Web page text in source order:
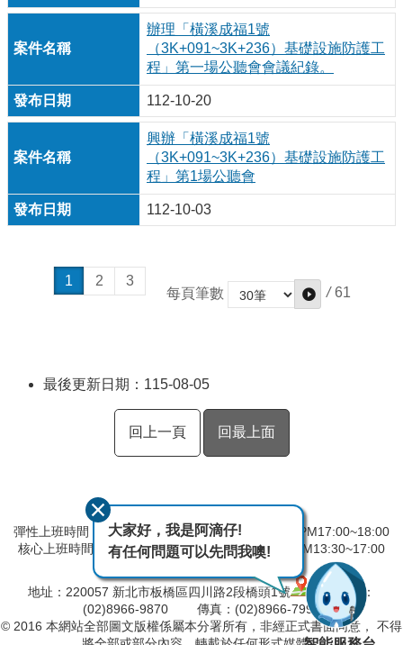
辦理「橫溪成福1號
（3K+091~3K+236）基礎設施防護工
程」第一場公聽會會議紀錄。
112-10-20
興辦「橫溪成福1號
（3K+091~3K+236）基礎設施防護工
程」第1場公聽會
112-10-03
1 2
3
每頁筆數
/ 61
最後更新日期：115-08-05
回上一頁 回最上面
彈性上班時間：AM8:00~09:00 彈性下班時間：PM17:00~18:00
核心上班時間：星期一 ~ 星期五 AM08:30~12:30 PM13:30~17:00
地址：220057 新北市板橋區四川路2段橋頭1號
電話：
(02)8966-9870 傳真：(02)8966-7996
© 2016 本網站全部圖文版權係屬本分署所有，非經正式書面同意， 不得
大家好，我是阿滴仔!
有任何問題可以先問我噢!